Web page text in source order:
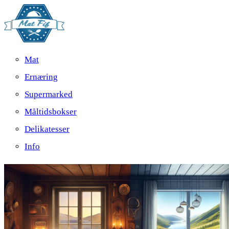
Mat
Ernæring
Supermarked
Måltidsbokser
Delikatesser
Info